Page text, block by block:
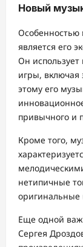
Новый
Особенностью
является его
Он
игры, включая
этому его
привычного и
Кроме того,
нетипичные
Еще одной
Сергея